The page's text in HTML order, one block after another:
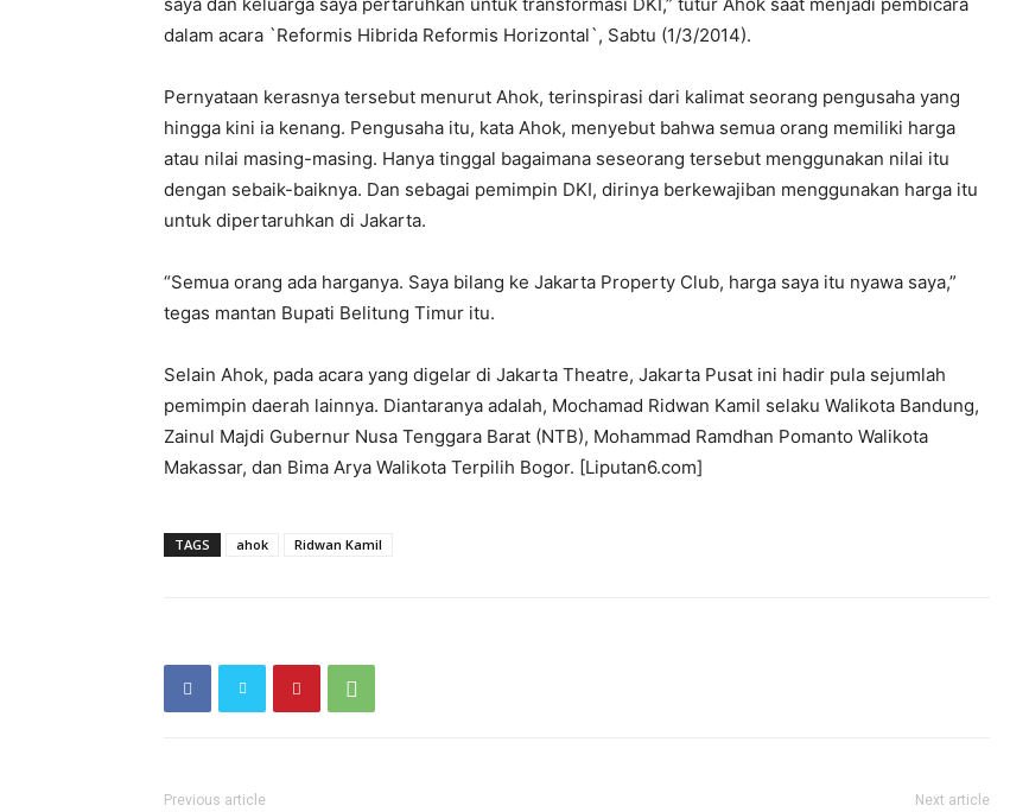
dalam acara `Reformis Hibrida Reformis Horizontal`, Sabtu (1/3/2014).
Pernyataan kerasnya tersebut menurut Ahok, terinspirasi dari kalimat seorang pengusaha yang
hingga kini ia kenang. Pengusaha itu, kata Ahok, menyebut bahwa semua orang memiliki harga
atau nilai masing-masing. Hanya tinggal bagaimana seseorang tersebut menggunakan nilai itu
dengan sebaik-baiknya. Dan sebagai pemimpin DKI, dirinya berkewajiban menggunakan harga itu
untuk dipertaruhkan di Jakarta.
“Semua orang ada harganya. Saya bilang ke Jakarta Property Club, harga saya itu nyawa saya,”
tegas mantan Bupati Belitung Timur itu.
Selain Ahok, pada acara yang digelar di Jakarta Theatre, Jakarta Pusat ini hadir pula sejumlah
pemimpin daerah lainnya. Diantaranya adalah, Mochamad Ridwan Kamil selaku Walikota Bandung,
Zainul Majdi Gubernur Nusa Tenggara Barat (NTB), Mohammad Ramdhan Pomanto Walikota
Makassar, dan Bima Arya Walikota Terpilih Bogor. [Liputan6.com]
TAGS ahok Ridwan Kamil
Previous article Next article